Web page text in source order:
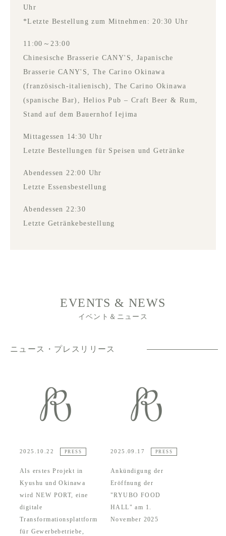
Uhr
*Letzte Bestellung zum Mitnehmen: 20:30 Uhr
11:00～23:00
Chinesische Brasserie CANY'S, Japanische
Brasserie CANY'S, The Carino Okinawa
(französisch-italienisch), The Carino Okinawa
(spanische Bar), Helios Pub – Craft Beer & Rum,
Stand auf dem Bauernhof Iejima
Mittagessen 14:30 Uhr
Letzte Bestellungen für Speisen und Getränke
Abendessen 22:00 Uhr
Letzte Essensbestellung
Abendessen 22:30
Letzte Getränkebestellung
EVENTS & NEWS
イベント＆ニュース
ニュース・プレスリリース
2025.10.22 PRESS
Als erstes Projekt in
Kyushu und Okinawa
wird NEW PORT, eine
digitale
Transformationsplattform
für Gewerbebetriebe,
2025.09.17 PRESS
Ankündigung der
Eröffnung der
"RYUBO FOOD
HALL" am 1.
November 2025